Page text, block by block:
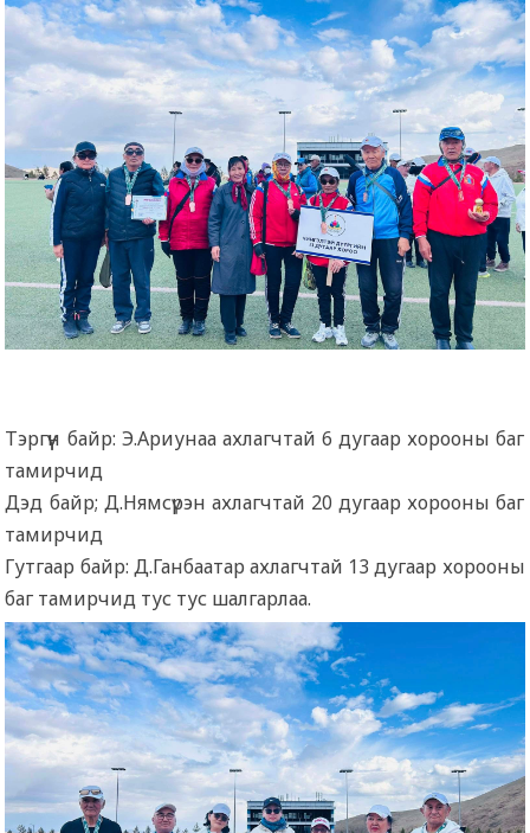
Тэргүүн байр: Э.Ариунаа ахлагчтай 6 дугаар хорооны баг
тамирчид
Дэд байр; Д.Нямсүрэн ахлагчтай 20 дугаар хорооны баг
тамирчид
Гутгаар байр: Д.Ганбаатар ахлагчтай 13 дугаар хорооны
баг тамирчид тус тус шалгарлаа.